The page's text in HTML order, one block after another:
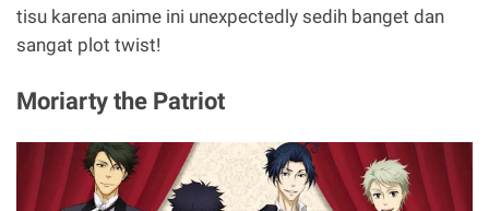
tisu karena anime ini unexpectedly sedih banget dan
sangat plot twist!
Moriarty the Patriot